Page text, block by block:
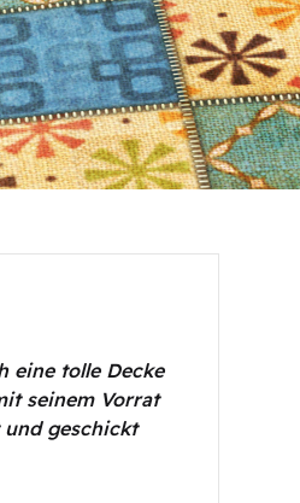
eine tolle Decke
seinem Vorrat
und geschickt